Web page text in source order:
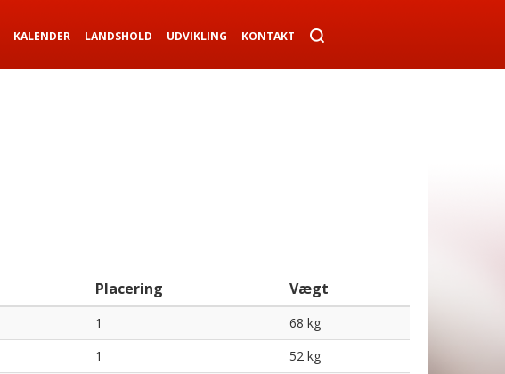
KALENDER LANDSHOLD UDVIKLING KONTAKT
Placering Vægt
1
68 kg
1
52 kg